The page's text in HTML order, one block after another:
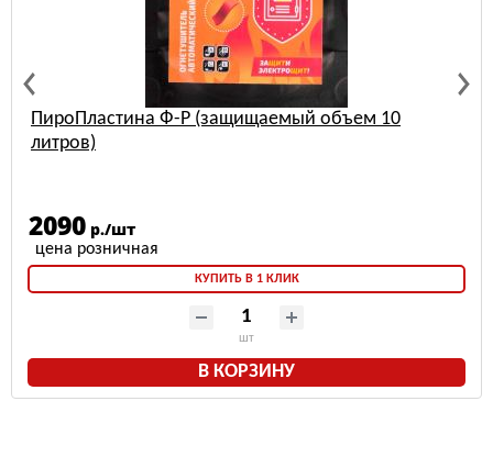
ПироПластина Ф-Р (защищаемый объем 10
литров)
2090 р./шт
КУПИТЬ В 1 КЛИК
шт
В КОРЗИНУ